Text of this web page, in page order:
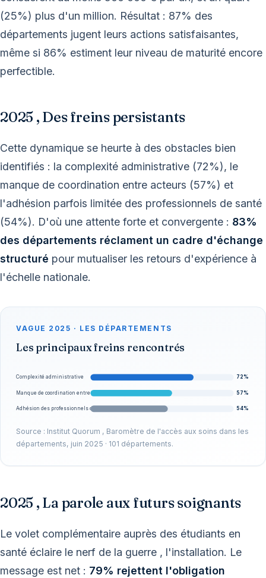
(25%) plus d'un million. Résultat : 87% des
départements jugent leurs actions satisfaisantes,
même si 86% estiment leur niveau de maturité encore
perfectible.
2025 , Des freins persistants
Cette dynamique se heurte à des obstacles bien
identifiés : la complexité administrative (72%), le
manque de coordination entre acteurs (57%) et
l'adhésion parfois limitée des professionnels de santé
(54%). D'où une attente forte et convergente : 83%
des départements réclament un cadre d'échange
structuré pour mutualiser les retours d'expérience à
l'échelle nationale.
VAGUE 2025 · LES DÉPARTEMENTS
Les principaux freins rencontrés
Complexité administrative 72%
Manque de coordination entre acteurs 57%
Adhésion des professionnels de santé 54%
Source : Institut Quorum , Baromètre de l'accès aux soins dans les
départements, juin 2025 · 101 départements.
2025 , La parole aux futurs soignants
Le volet complémentaire auprès des étudiants en
santé éclaire le nerf de la guerre , l'installation. Le
message est net : 79% rejettent l'obligation